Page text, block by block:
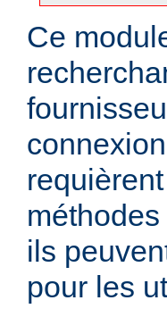
Ce
ils
pour les